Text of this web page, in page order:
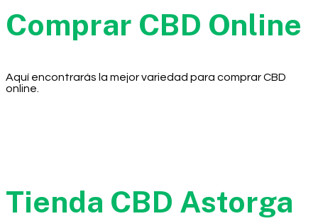
Comprar CBD Online
Aquí encontrarás la mejor variedad para comprar CBD
online.
Tienda CBD Astorga